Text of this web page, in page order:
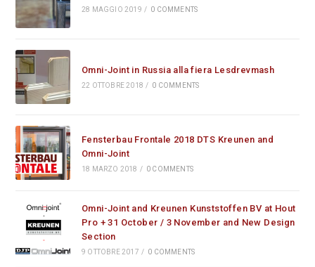
28 MAGGIO 2019 / 0 COMMENTS
Omni-Joint in Russia alla fiera Lesdrevmash
22 OTTOBRE 2018 / 0 COMMENTS
Fensterbau Frontale 2018 DTS Kreunen and
Omni-Joint
18 MARZO 2018 / 0 COMMENTS
Omni-Joint and Kreunen Kunststoffen BV at Hout
Pro + 31 October / 3 November and New Design
Section
9 OTTOBRE 2017 / 0 COMMENTS